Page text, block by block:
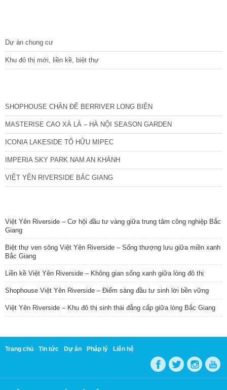
Dự án chung cư
Khu đô thị mới, liền kề, biệt thự
SHOPHOUSE CHÂN ĐẾ BERRIVER LONG BIÊN
MASTERISE CAO XÀ LÁ – HÀ NỘI SEASON GARDEN
ICONIA LAKESIDE TỐ HỮU MIPEC
IMPERIA SKY PARK NAM AN KHÁNH
VIỆT YÊN RIVERSIDE BẮC GIANG
Việt Yên Riverside – Cơ hội đầu tư vàng giữa trung tâm công nghiệp Bắc
Giang
Biệt thự ven sông Việt Yên Riverside – Sống thượng lưu giữa miền xanh
Bắc Giang
Liền kề Việt Yên Riverside – Không gian sống xanh giữa lòng đô thị
Shophouse Việt Yên Riverside – Điểm sáng đầu tư sinh lời bền vững
Việt Yên Riverside – Khu đô thị sinh thái đẳng cấp giữa lòng Bắc Giang
Trang chủ Tin tức Dự án Pháp lý Liên hệ